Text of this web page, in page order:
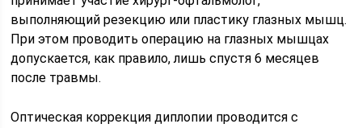
выполняющий резекцию или пластику глазных мышц.
При этом проводить операцию на глазных мышцах
допускается, как правило, лишь спустя 6 месяцев
после травмы.
Оптическая коррекция диплопии проводится с